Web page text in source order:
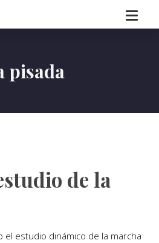
herramientas
pisada
de la
el estudio dinámico de la marcha